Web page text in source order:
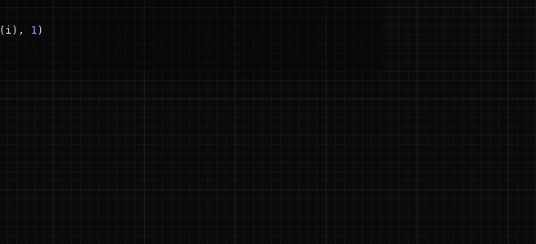
(i), 1 )